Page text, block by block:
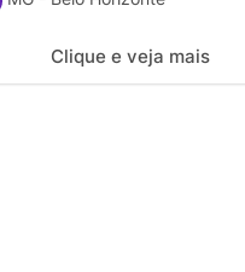
Clique e veja mais